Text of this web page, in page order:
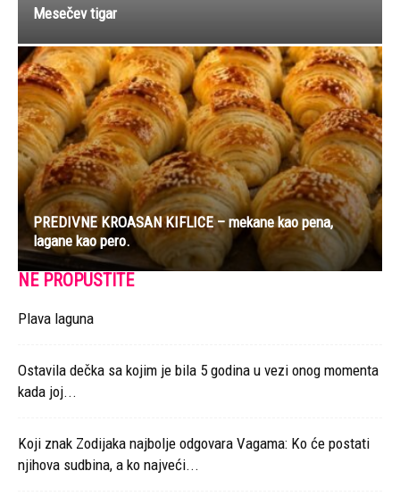
Mesečev tigar
PREDIVNE KROASAN KIFLICE – mekane kao pena,
lagane kao pero.
NE PROPUSTITE
Plava laguna
Ostavila dečka sa kojim je bila 5 godina u vezi onog momenta
kada joj...
Koji znak Zodijaka najbolje odgovara Vagama: Ko će postati
njihova sudbina, a ko najveći...